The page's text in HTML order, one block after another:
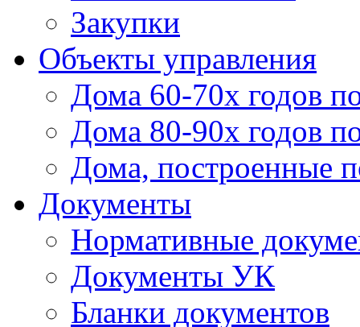
Закупки
Объекты управления
Дома 60-70х годов
Дома 80-90х годов
Дома, построенные
Документы
Нормативные
Документы УК
Бланки документов